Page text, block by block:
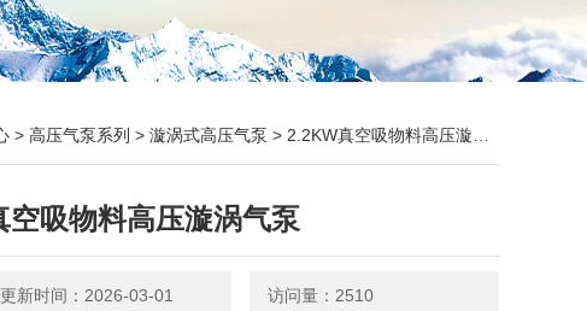
> 高压气泵系列 > 漩涡式高压气泵 > 2.2KW真空吸物料高压漩涡气泵
空吸物料高压漩涡气泵
更新时间：2026-03-01 访问量：2510